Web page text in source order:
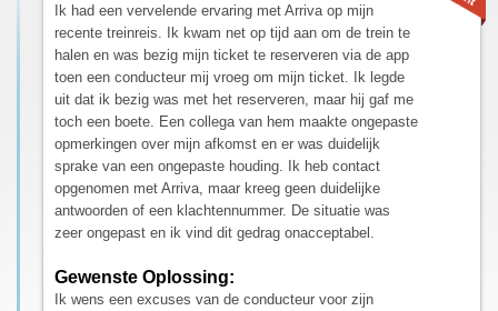
Ik had een vervelende ervaring met Arriva op mijn
recente treinreis. Ik kwam net op tijd aan om de trein te
halen en was bezig mijn ticket te reserveren via de app
toen een conducteur mij vroeg om mijn ticket. Ik legde
uit dat ik bezig was met het reserveren, maar hij gaf me
toch een boete. Een collega van hem maakte ongepaste
opmerkingen over mijn afkomst en er was duidelijk
sprake van een ongepaste houding. Ik heb contact
opgenomen met Arriva, maar kreeg geen duidelijke
antwoorden of een klachtennummer. De situatie was
zeer ongepast en ik vind dit gedrag onacceptabel.
Gewenste Oplossing:
Ik wens een excuses van de conducteur voor zijn